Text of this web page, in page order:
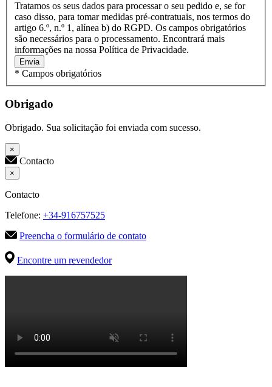
Tratamos os seus dados para processar o seu pedido e, se for
caso disso, para tomar medidas pré-contratuais, nos termos do
artigo 6.º, n.º 1, alínea b) do RGPD. Os campos obrigatórios
são necessários para o processamento. Encontrará mais
informações na nossa Política de Privacidade.
Envia
* Campos obrigatórios
Obrigado
Obrigado. Sua solicitação foi enviada com sucesso.
×
Contacto
×
Contacto
Telefone: +34-916757525
Preencha o formulário de contato
Encontre um revendedor